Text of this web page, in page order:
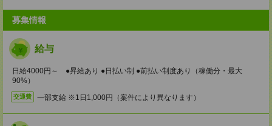
募集情報
給与
日給4000円～ ●昇給あり ●日払い制 ●前払い制度あり（稼働分・最大
90%）
交通費 一部支給 ※1日1,000円（案件により異なります）